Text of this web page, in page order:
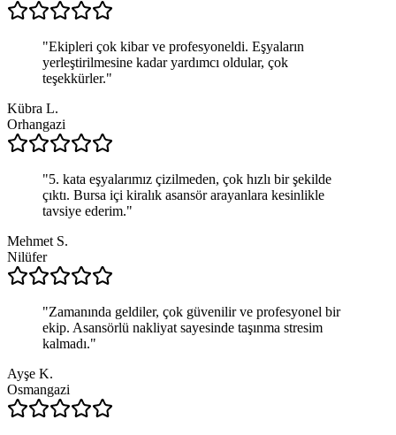
"Ekipleri çok kibar ve profesyoneldi. Eşyaların
yerleştirilmesine kadar yardımcı oldular, çok
teşekkürler."
Kübra L.
Orhangazi
"5. kata eşyalarımız çizilmeden, çok hızlı bir şekilde
çıktı. Bursa içi kiralık asansör arayanlara kesinlikle
tavsiye ederim."
Mehmet S.
Nilüfer
"Zamanında geldiler, çok güvenilir ve profesyonel bir
ekip. Asansörlü nakliyat sayesinde taşınma stresim
kalmadı."
Ayşe K.
Osmangazi